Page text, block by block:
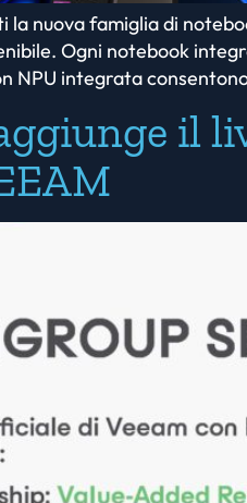
la nuova famiglia di
Ogni notebook
NPU integrata
il